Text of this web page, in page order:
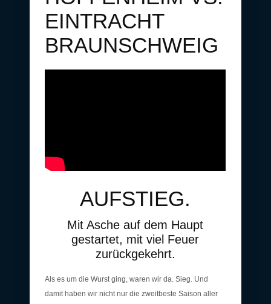
EINTRACHT
BRAUNSCHWEIG
AUFSTIEG.
Mit Asche auf dem Haupt
gestartet, mit viel Feuer
zurückgekehrt.
Als es um die Wurst ging, waren wir da. Sieg. Und
damit haben wir nicht nur die zweitbeste Saison aller